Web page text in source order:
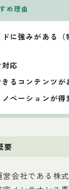
め理由
に強みがある（
応
るコンテンツが
ベーションが得
要
営会社である株